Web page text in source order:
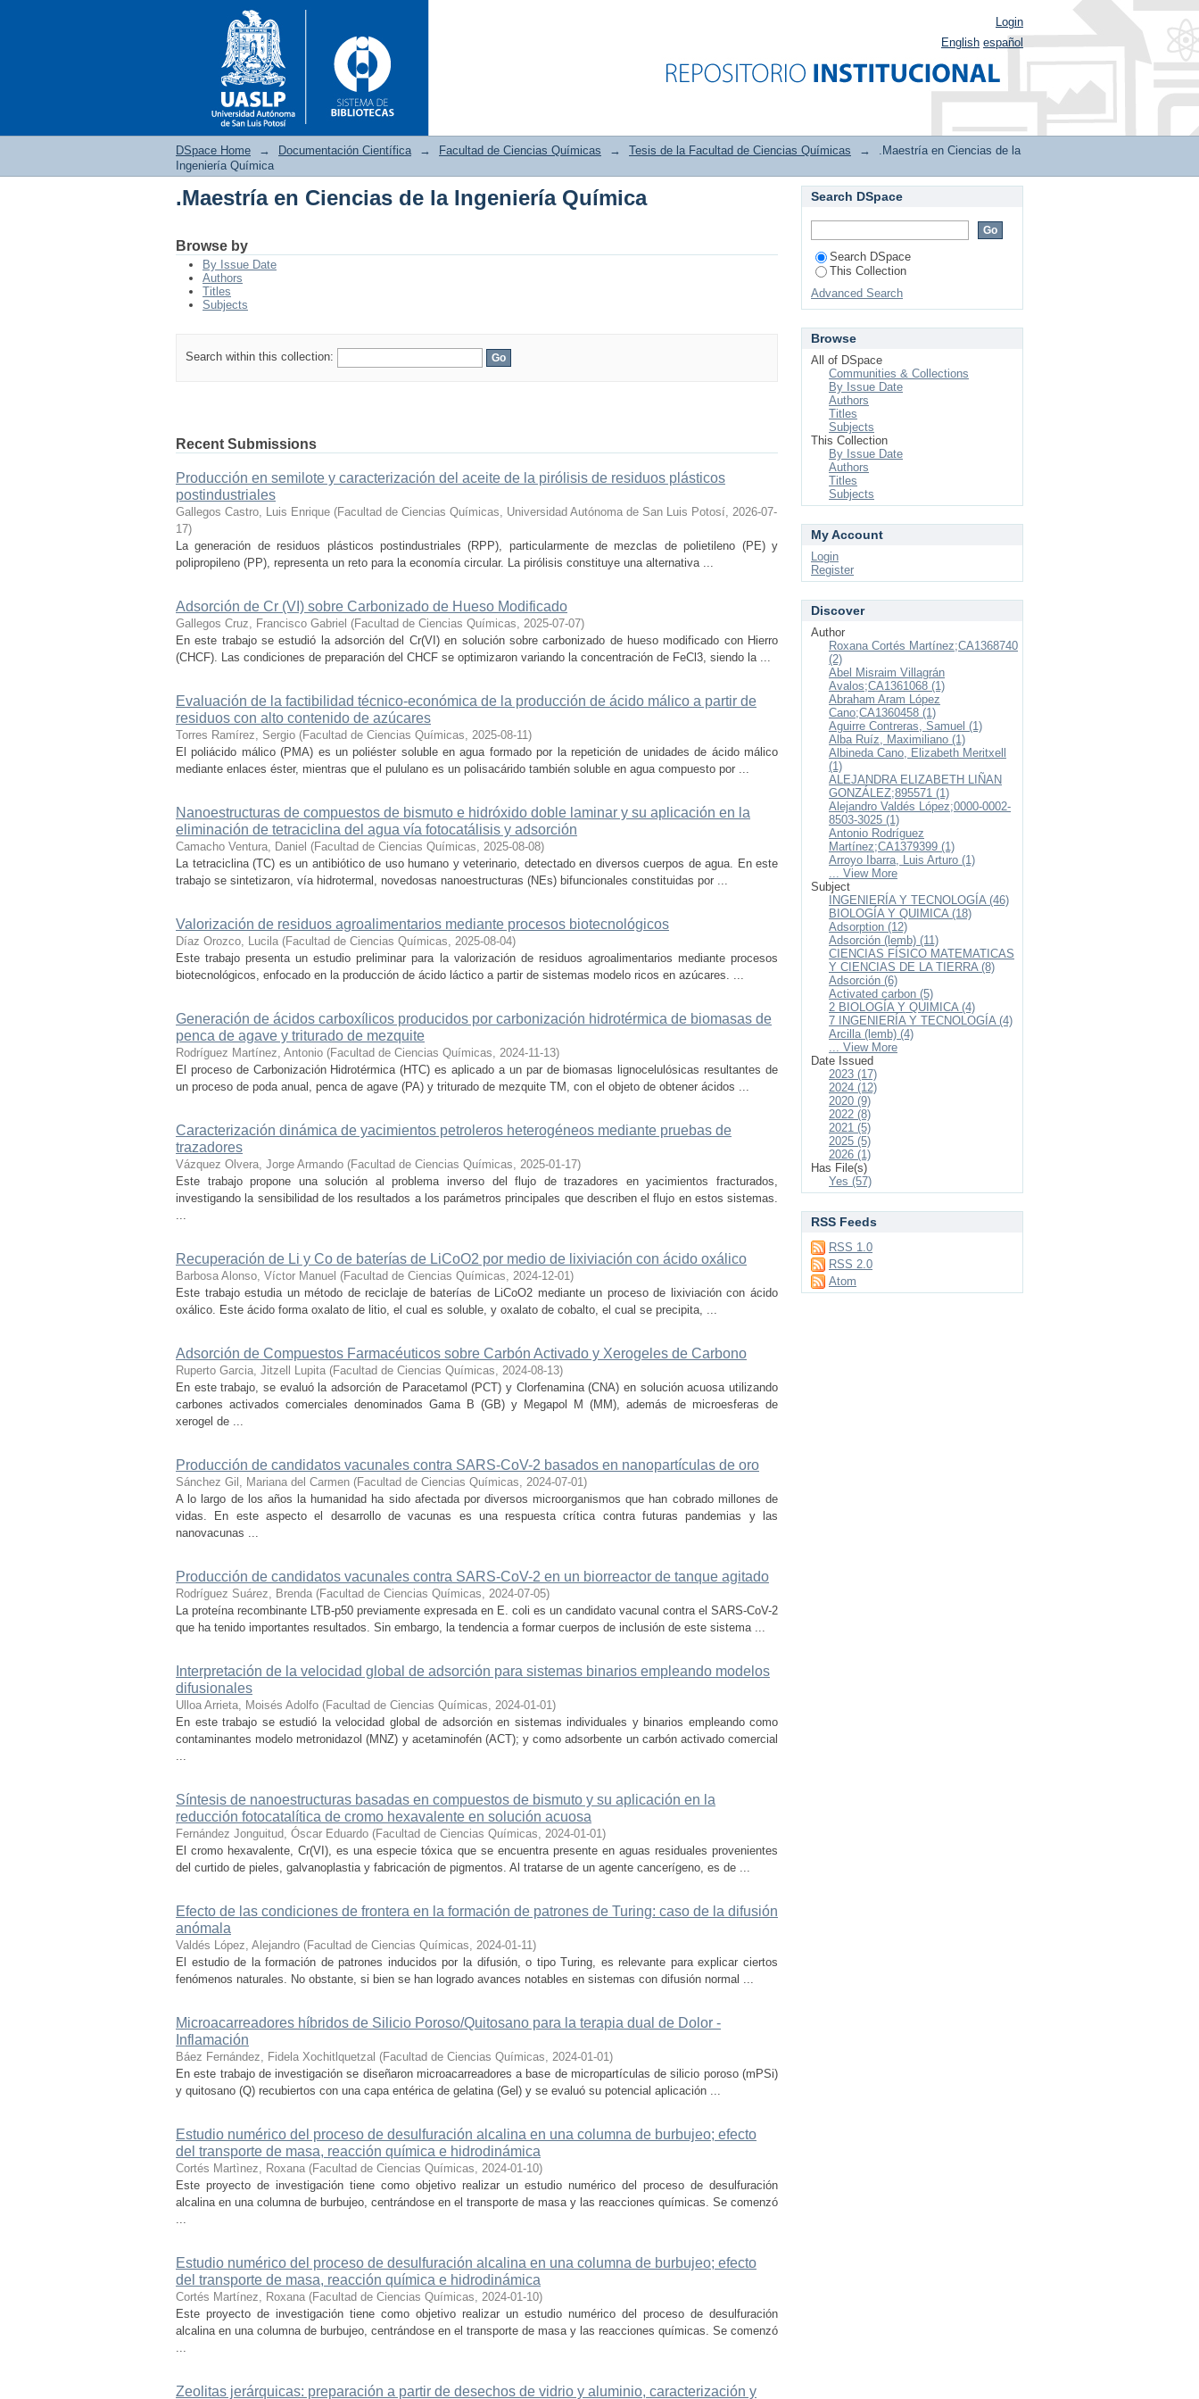
.Maestría en Ciencias de la Ingeniería Química
Login
English español
DSpace Home → Documentación Científica → Facultad de Ciencias Químicas → Tesis de la Facultad de Ciencias Químicas →
.Maestría en Ciencias de la
Ingeniería Química
.Maestría en Ciencias de la Ingeniería Química
Browse by
By Issue Date
Authors
Titles
Subjects
Search within this collection:
Recent Submissions
Producción en semilote y caracterización del aceite de la pirólisis de residuos plásticos
postindustriales
Gallegos Castro, Luis Enrique (Facultad de Ciencias Químicas, Universidad Autónoma de San Luis Potosí, 2026-07-
17)
La generación de residuos plásticos postindustriales (RPP), particularmente de mezclas de polietileno (PE) y
polipropileno (PP), representa un reto para la economía circular. La pirólisis constituye una alternativa ...
Adsorción de Cr (VI) sobre Carbonizado de Hueso Modificado
Gallegos Cruz, Francisco Gabriel (Facultad de Ciencias Químicas, 2025-07-07)
En este trabajo se estudió la adsorción del Cr(VI) en solución sobre carbonizado de hueso modificado con Hierro
(CHCF). Las condiciones de preparación del CHCF se optimizaron variando la concentración de FeCl3, siendo la ...
Evaluación de la factibilidad técnico-económica de la producción de ácido málico a partir de
residuos con alto contenido de azúcares
Torres Ramírez, Sergio (Facultad de Ciencias Químicas, 2025-08-11)
El poliácido málico (PMA) es un poliéster soluble en agua formado por la repetición de unidades de ácido málico
mediante enlaces éster, mientras que el pululano es un polisacárido también soluble en agua compuesto por ...
Nanoestructuras de compuestos de bismuto e hidróxido doble laminar y su aplicación en la
eliminación de tetraciclina del agua vía fotocatálisis y adsorción
Camacho Ventura, Daniel (Facultad de Ciencias Químicas, 2025-08-08)
La tetraciclina (TC) es un antibiótico de uso humano y veterinario, detectado en diversos cuerpos de agua. En este
trabajo se sintetizaron, vía hidrotermal, novedosas nanoestructuras (NEs) bifuncionales constituidas por ...
Valorización de residuos agroalimentarios mediante procesos biotecnológicos
Díaz Orozco, Lucila (Facultad de Ciencias Químicas, 2025-08-04)
Este trabajo presenta un estudio preliminar para la valorización de residuos agroalimentarios mediante procesos
biotecnológicos, enfocado en la producción de ácido láctico a partir de sistemas modelo ricos en azúcares. ...
Generación de ácidos carboxílicos producidos por carbonización hidrotérmica de biomasas de
penca de agave y triturado de mezquite
Rodríguez Martínez, Antonio (Facultad de Ciencias Químicas, 2024-11-13)
El proceso de Carbonización Hidrotérmica (HTC) es aplicado a un par de biomasas lignocelulósicas resultantes de
un proceso de poda anual, penca de agave (PA) y triturado de mezquite TM, con el objeto de obtener ácidos ...
Caracterización dinámica de yacimientos petroleros heterogéneos mediante pruebas de
trazadores
Vázquez Olvera, Jorge Armando (Facultad de Ciencias Químicas, 2025-01-17)
Este trabajo propone una solución al problema inverso del flujo de trazadores en yacimientos fracturados,
investigando la sensibilidad de los resultados a los parámetros principales que describen el flujo en estos sistemas.
...
Recuperación de Li y Co de baterías de LiCoO2 por medio de lixiviación con ácido oxálico
Barbosa Alonso, Víctor Manuel (Facultad de Ciencias Químicas, 2024-12-01)
Este trabajo estudia un método de reciclaje de baterías de LiCoO2 mediante un proceso de lixiviación con ácido
oxálico. Este ácido forma oxalato de litio, el cual es soluble, y oxalato de cobalto, el cual se precipita, ...
Adsorción de Compuestos Farmacéuticos sobre Carbón Activado y Xerogeles de Carbono
Ruperto Garcia, Jitzell Lupita (Facultad de Ciencias Químicas, 2024-08-13)
En este trabajo, se evaluó la adsorción de Paracetamol (PCT) y Clorfenamina (CNA) en solución acuosa utilizando
carbones activados comerciales denominados Gama B (GB) y Megapol M (MM), además de microesferas de
xerogel de ...
Producción de candidatos vacunales contra SARS-CoV-2 basados en nanopartículas de oro
Sánchez Gil, Mariana del Carmen (Facultad de Ciencias Químicas, 2024-07-01)
A lo largo de los años la humanidad ha sido afectada por diversos microorganismos que han cobrado millones de
vidas. En este aspecto el desarrollo de vacunas es una respuesta crítica contra futuras pandemias y las
nanovacunas ...
Producción de candidatos vacunales contra SARS-CoV-2 en un biorreactor de tanque agitado
Rodríguez Suárez, Brenda (Facultad de Ciencias Químicas, 2024-07-05)
La proteína recombinante LTB-p50 previamente expresada en E. coli es un candidato vacunal contra el SARS-CoV-2
que ha tenido importantes resultados. Sin embargo, la tendencia a formar cuerpos de inclusión de este sistema ...
Interpretación de la velocidad global de adsorción para sistemas binarios empleando modelos
difusionales
Ulloa Arrieta, Moisés Adolfo (Facultad de Ciencias Químicas, 2024-01-01)
En este trabajo se estudió la velocidad global de adsorción en sistemas individuales y binarios empleando como
contaminantes modelo metronidazol (MNZ) y acetaminofén (ACT); y como adsorbente un carbón activado comercial
...
Síntesis de nanoestructuras basadas en compuestos de bismuto y su aplicación en la
reducción fotocatalítica de cromo hexavalente en solución acuosa
Fernández Jonguitud, Óscar Eduardo (Facultad de Ciencias Químicas, 2024-01-01)
El cromo hexavalente, Cr(VI), es una especie tóxica que se encuentra presente en aguas residuales provenientes
del curtido de pieles, galvanoplastia y fabricación de pigmentos. Al tratarse de un agente cancerígeno, es de ...
Efecto de las condiciones de frontera en la formación de patrones de Turing: caso de la difusión
anómala
Valdés López, Alejandro (Facultad de Ciencias Químicas, 2024-01-11)
El estudio de la formación de patrones inducidos por la difusión, o tipo Turing, es relevante para explicar ciertos
fenómenos naturales. No obstante, si bien se han logrado avances notables en sistemas con difusión normal ...
Microacarreadores híbridos de Silicio Poroso/Quitosano para la terapia dual de Dolor -
Inflamación
Báez Fernández, Fidela Xochitlquetzal (Facultad de Ciencias Químicas, 2024-01-01)
En este trabajo de investigación se diseñaron microacarreadores a base de micropartículas de silicio poroso (mPSi)
y quitosano (Q) recubiertos con una capa entérica de gelatina (Gel) y se evaluó su potencial aplicación ...
Estudio numérico del proceso de desulfuración alcalina en una columna de burbujeo; efecto
del transporte de masa, reacción química e hidrodinámica
Cortés Martìnez, Roxana (Facultad de Ciencias Químicas, 2024-01-10)
Este proyecto de investigación tiene como objetivo realizar un estudio numérico del proceso de desulfuración
alcalina en una columna de burbujeo, centrándose en el transporte de masa y las reacciones químicas. Se comenzó
...
Estudio numérico del proceso de desulfuración alcalina en una columna de burbujeo; efecto
del transporte de masa, reacción química e hidrodinámica
Cortés Martínez, Roxana (Facultad de Ciencias Químicas, 2024-01-10)
Este proyecto de investigación tiene como objetivo realizar un estudio numérico del proceso de desulfuración
alcalina en una columna de burbujeo, centrándose en el transporte de masa y las reacciones químicas. Se comenzó
...
Zeolitas jerárquicas: preparación a partir de desechos de vidrio y aluminio, caracterización y
Search DSpace
Search DSpace
This Collection
Advanced Search
Browse
All of DSpace
Communities & Collections
By Issue Date
Authors
Titles
Subjects
This Collection
By Issue Date
Authors
Titles
Subjects
My Account
Login
Register
Discover
Author
Roxana Cortés Martínez;CA1368740
(2)
Abel Misraim Villagrán
Avalos;CA1361068 (1)
Abraham Aram López
Cano;CA1360458 (1)
Aguirre Contreras, Samuel (1)
Alba Ruíz, Maximiliano (1)
Albineda Cano, Elizabeth Meritxell
(1)
ALEJANDRA ELIZABETH LIÑAN
GONZÁLEZ;895571 (1)
Alejandro Valdés López;0000-0002-
8503-3025 (1)
Antonio Rodríguez
Martínez;CA1379399 (1)
Arroyo Ibarra, Luis Arturo (1)
... View More
Subject
INGENIERÍA Y TECNOLOGÍA (46)
BIOLOGÍA Y QUIMICA (18)
Adsorption (12)
Adsorción (lemb) (11)
CIENCIAS FÍSICO MATEMATICAS
Y CIENCIAS DE LA TIERRA (8)
Adsorción (6)
Activated carbon (5)
2 BIOLOGÍA Y QUIMICA (4)
7 INGENIERÍA Y TECNOLOGÍA (4)
Arcilla (lemb) (4)
... View More
Date Issued
2023 (17)
2024 (12)
2020 (9)
2022 (8)
2021 (5)
2025 (5)
2026 (1)
Has File(s)
Yes (57)
RSS Feeds
RSS 1.0
RSS 2.0
Atom